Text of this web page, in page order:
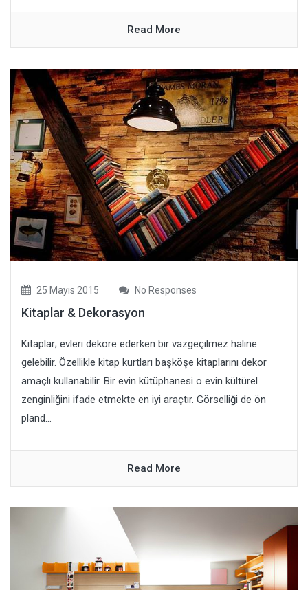
Read More
25 Mayıs 2015 No Responses
Kitaplar & Dekorasyon
Kitaplar; evleri dekore ederken bir vazgeçilmez haline
gelebilir. Özellikle kitap kurtları başköşe kitaplarını dekor
amaçlı kullanabilir. Bir evin kütüphanesi o evin kültürel
zenginliğini ifade etmekte en iyi araçtır. Görselliği de ön
pland...
Read More